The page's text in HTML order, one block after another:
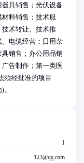
具销售；光伏设备
料销售；技术服
术转让、技术推
电缆经营；日用杂
销售；办公用品销
告制作；第一类医
须经批准的项目
1
123@qq.com